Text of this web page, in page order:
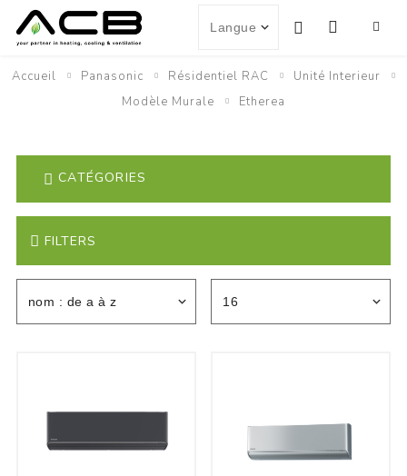
Accueil Panasonic Résidentiel RAC
Unité Interieur
Modèle Murale
Etherea
FILTERS
CATÉGORIES